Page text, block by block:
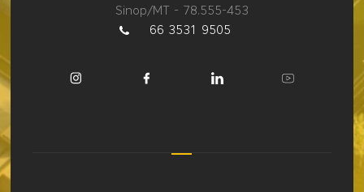
Sinop/MT - 78.555-453
66 3531 9505